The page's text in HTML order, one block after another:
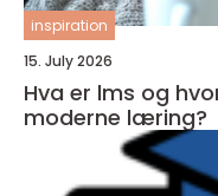
inspiration
15. July 2026
Hva er lms og
moderne læring?